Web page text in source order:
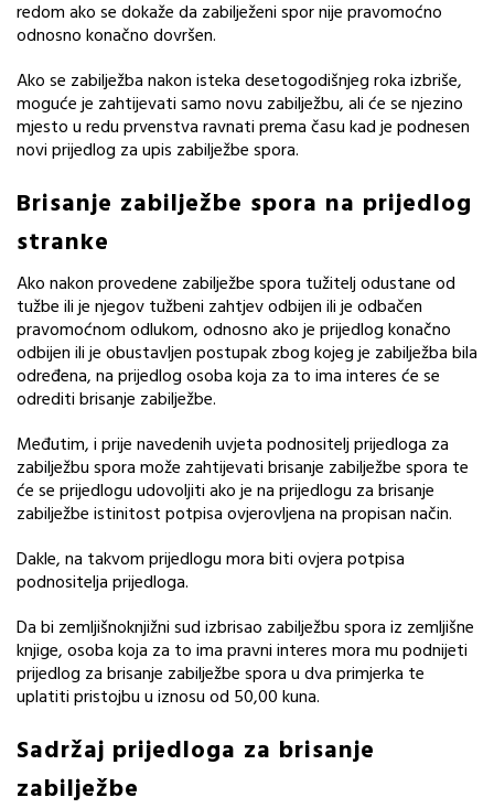
redom ako se dokaže da zabilježeni spor nije pravomoćno
odnosno konačno dovršen.
Ako se zabilježba nakon isteka desetogodišnjeg roka izbriše,
moguće je zahtijevati samo novu zabilježbu, ali će se njezino
mjesto u redu prvenstva ravnati prema času kad je podnesen
novi prijedlog za upis zabilježbe spora.
Brisanje zabilježbe spora na prijedlog
stranke
Ako nakon provedene zabilježbe spora tužitelj odustane od
tužbe ili je njegov tužbeni zahtjev odbijen ili je odbačen
pravomoćnom odlukom, odnosno ako je prijedlog konačno
odbijen ili je obustavljen postupak zbog kojeg je zabilježba bila
određena, na prijedlog osoba koja za to ima interes će se
odrediti brisanje zabilježbe.
Međutim, i prije navedenih uvjeta podnositelj prijedloga za
zabilježbu spora može zahtijevati brisanje zabilježbe spora te
će se prijedlogu udovoljiti ako je na prijedlogu za brisanje
zabilježbe istinitost potpisa ovjerovljena na propisan način.
Dakle, na takvom prijedlogu mora biti ovjera potpisa
podnositelja prijedloga.
Da bi zemljišnoknjižni sud izbrisao zabilježbu spora iz zemljišne
knjige, osoba koja za to ima pravni interes mora mu podnijeti
prijedlog za brisanje zabilježbe spora u dva primjerka te
uplatiti pristojbu u iznosu od 50,00 kuna.
Sadržaj prijedloga za brisanje
zabilježbe